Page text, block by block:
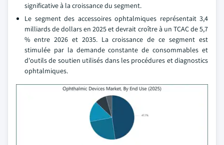
significative à la croissance du segment.
Le segment des accessoires ophtalmiques représentait 3,4
milliards de dollars en 2025 et devrait croître à un TCAC de 5,7
% entre 2026 et 2035. La croissance de ce segment est
stimulée par la demande constante de consommables et
d'outils de soutien utilisés dans les procédures et diagnostics
ophtalmiques.